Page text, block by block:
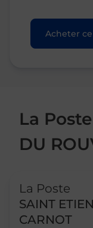
Acheter
La
DU
La Poste
SAINT
CARNOT